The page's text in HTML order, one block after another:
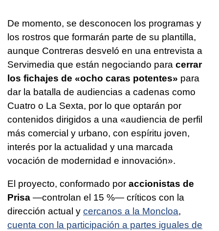
De momento, se desconocen los programas y
los rostros que formarán parte de su plantilla,
aunque Contreras desveló en una entrevista a
Servimedia que están negociando para cerrar
los fichajes de «ocho caras potentes» para
dar la batalla de audiencias a cadenas como
Cuatro o La Sexta, por lo que optarán por
contenidos dirigidos a una «audiencia de perfil
más comercial y urbano, con espíritu joven,
interés por la actualidad y una marcada
vocación de modernidad e innovación».
El proyecto, conformado por accionistas de
Prisa —controlan el 15 %— críticos con la
dirección actual y cercanos a la Moncloa,
cuenta con la participación a partes iguales de